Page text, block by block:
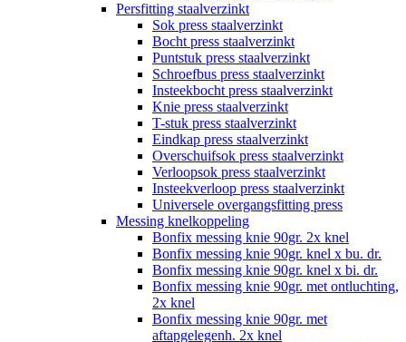
Persfitting staalverzinkt
Sok press staalverzinkt
Bocht press staalverzinkt
Puntstuk press staalverzinkt
Schroefbus press staalverzinkt
Insteekbocht press staalverzinkt
Knie press staalverzinkt
T-stuk press staalverzinkt
Eindkap press staalverzinkt
Overschuifsok press staalverzinkt
Verloopsok press staalverzinkt
Insteekverloop press staalverzinkt
Universele overgangsfitting press
Messing knelkoppeling
Bonfix messing knie 90gr. 2x knel
Bonfix messing knie 90gr. knel x bu. dr.
Bonfix messing knie 90gr. knel x bi. dr.
Bonfix messing knie 90gr. met ontluchting,
2x knel
Bonfix messing knie 90gr. met
aftapgelegenh. 2x knel